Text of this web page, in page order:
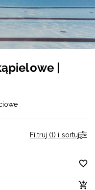
|
Filtruj (1) i sortuj
/ EUR
/ EUR
/ EUR